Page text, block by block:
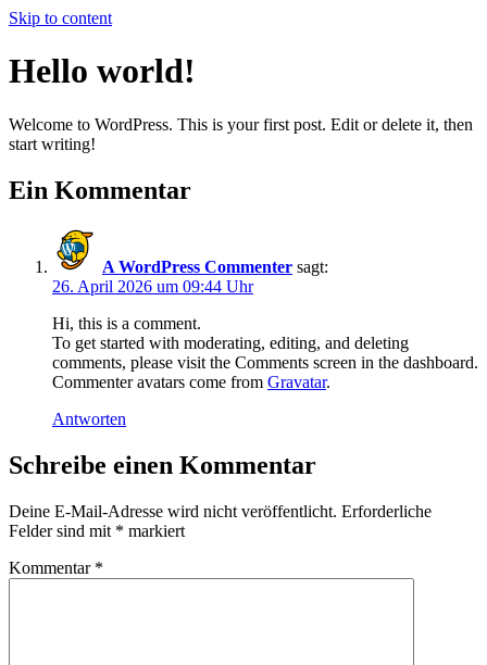
Skip to content
Hello world!
Welcome to WordPress. This is your first post. Edit or delete it, then
start writing!
Ein Kommentar
A WordPress Commenter sagt:
26. April 2026 um 09:44 Uhr
Hi, this is a comment.
To get started with moderating, editing, and deleting
comments, please visit the Comments screen in the dashboard.
Commenter avatars come from Gravatar.
Antworten
Schreibe einen Kommentar
Deine E-Mail-Adresse wird nicht veröffentlicht. Erforderliche
Felder sind mit * markiert
Kommentar *